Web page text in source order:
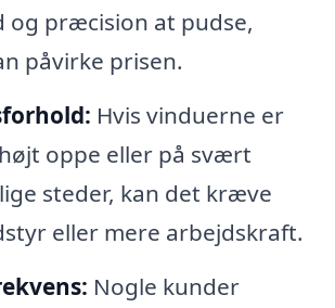
og præcision at pudse,
påvirke prisen.
Hvis vinduerne er
oppe eller på svært
steder, kan det kræve
eller mere arbejdskraft.
Nogle kunder